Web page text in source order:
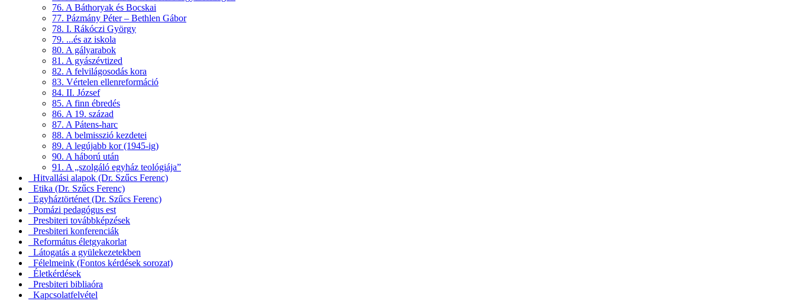
76. A Báthoryak és Bocskai
77. Pázmány Péter – Bethlen Gábor
78. I. Rákóczi György
79. ...és az iskola
80. A gályarabok
81. A gyászévtized
82. A felvilágosodás kora
83. Vértelen ellenreformáció
84. II. József
85. A finn ébredés
86. A 19. század
87. A Pátens-harc
88. A belmisszió kezdetei
89. A legújabb kor (1945-ig)
90. A háború után
91. A „szolgáló egyház teológiája”
Hitvallási alapok (Dr. Szűcs Ferenc)
Etika (Dr. Szűcs Ferenc)
Egyháztörténet (Dr. Szűcs Ferenc)
Pomázi pedagógus est
Presbiteri továbbképzések
Presbiteri konferenciák
Református életgyakorlat
Látogatás a gyülekezetekben
Félelmeink (Fontos kérdések sorozat)
Életkérdések
Presbiteri bibliaóra
Kapcsolatfelvétel